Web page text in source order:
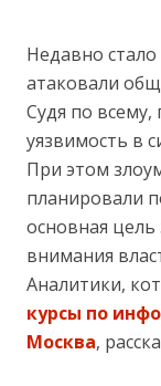
Недавно
атаковали
Судя по всему,
уязвимость в
При этом
планировали
основная
внимания
Аналитики,
курсы по
Москва,